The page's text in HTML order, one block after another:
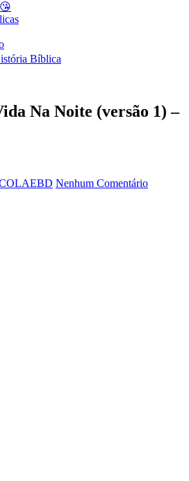
Bíblica
Na Noite (versão 1) –
Nenhum Comentário